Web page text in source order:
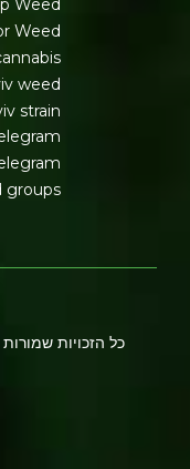
Weed
Weed
weed
strain
groups
כל הזכויות שמורות